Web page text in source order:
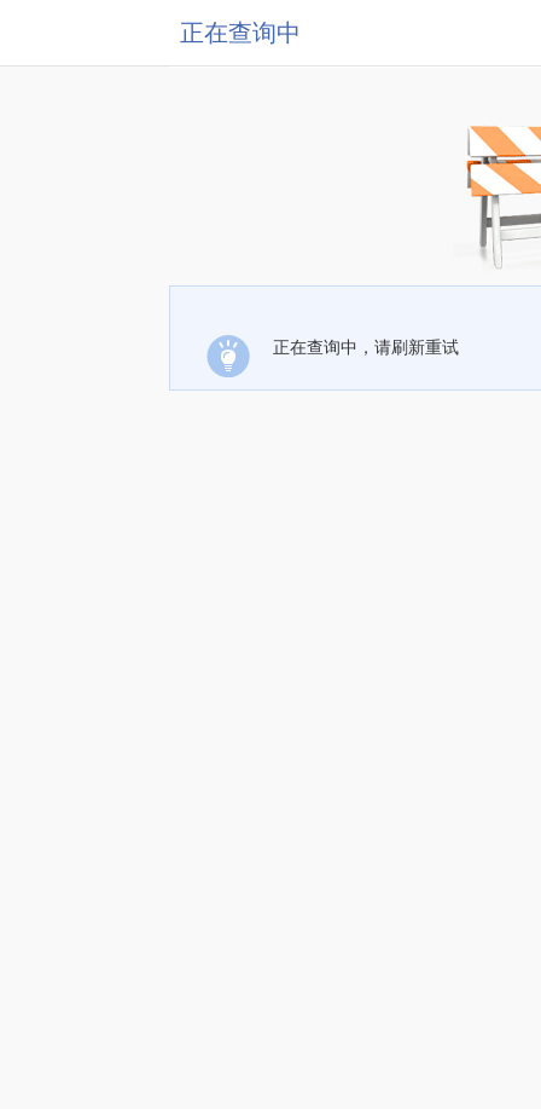
正在查询中
正在查询中，请刷新重试